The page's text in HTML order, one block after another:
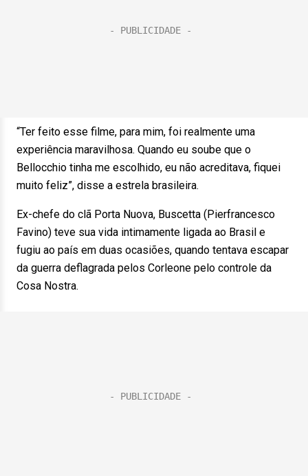
“Ter feito esse filme, para mim, foi realmente uma
experiência maravilhosa. Quando eu soube que o
Bellocchio tinha me escolhido, eu não acreditava, fiquei
muito feliz”, disse a estrela brasileira.
Ex-chefe do clã Porta Nuova, Buscetta (Pierfrancesco
Favino) teve sua vida intimamente ligada ao Brasil e
fugiu ao país em duas ocasiões, quando tentava escapar
da guerra deflagrada pelos Corleone pelo controle da
Cosa Nostra.